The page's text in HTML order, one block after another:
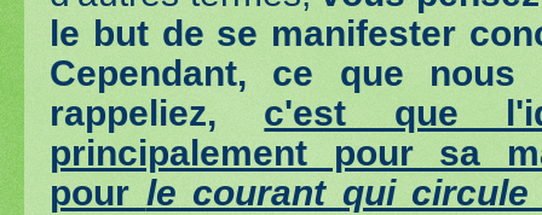
le but de se manifester
Cependant, ce que
rappeliez, c'est que
principalement pour sa
pour le courant qui